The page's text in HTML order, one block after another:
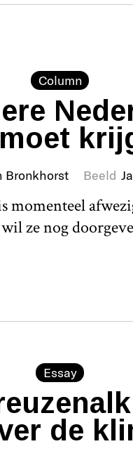
Column
Bronkhorst Beeld
momenteel
ze nog
Essay
de